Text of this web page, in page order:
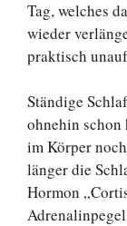
Tag, welches
wieder
praktisch
Ständige
ohnehin schon
im Körper
länger die
Hormon